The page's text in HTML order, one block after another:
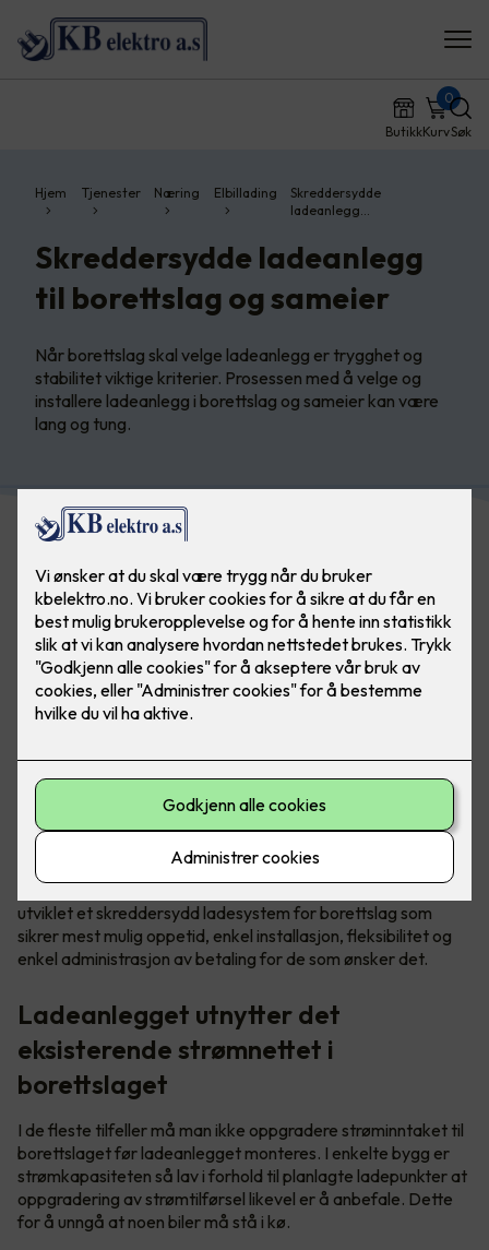
ButikkKurv
0
Søk
Hjem Tjenester Næring Elbillading
Skreddersydde
ladeanlegg…
Skreddersydde ladeanlegg
til borettslag og sameier
Når borettslag skal velge ladeanlegg er trygghet og
stabilitet viktige kriterier. Prosessen med å velge og
installere ladeanlegg i borettslag og sameier kan være
lang og tung.
Bilde: Easee. Flere laderoboter kan kobles sammen
Det er mye å sette seg inn i og mange valg som skal tas
både av styret og generalforsamling.Norske Easeehar
utviklet et skreddersydd ladesystem for borettslag som
sikrer mest mulig oppetid, enkel installasjon, fleksibilitet og
enkel administrasjon av betaling for de som ønsker det.
Ladeanlegget utnytter det
eksisterende strømnettet i
borettslaget
I de fleste tilfeller må man ikke oppgradere strøminntaket til
borettslaget før ladeanlegget monteres. I enkelte bygg er
strømkapasiteten så lav i forhold til planlagte ladepunkter at
oppgradering av strømtilførsel likevel er å anbefale. Dette
for å unngå at noen biler må stå i kø.